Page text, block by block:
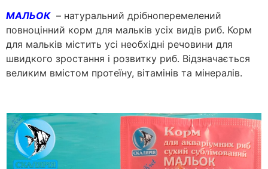
МАЛЬОК – натуральний дрібноперемелений
повноцінний корм для мальків усіх видів риб. Корм
для мальків містить усі необхідні речовини для
швидкого зростання і розвитку риб. Відзначається
великим вмістом протеїну, вітамінів та мінералів.